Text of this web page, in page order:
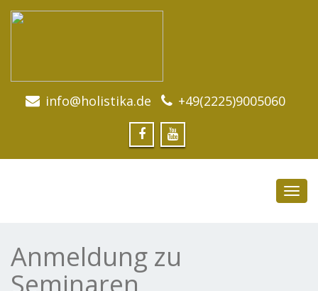
info@holistika.de +49(2225)9005060
Anmeldung zu